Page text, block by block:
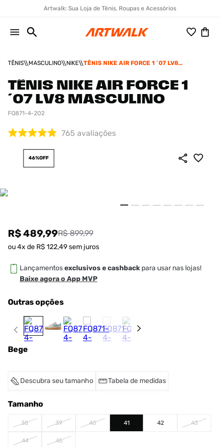
Artwalk: Sua Loja de Tênis, Roupas e Acessórios
TÊNIS MASCULINO NIKE
TÊNIS NIKE AIR FORCE 1 ´07 LV8
TÊNIS NIKE AIR FORCE 1
´07 LV8 MASCULINO
FQ871-4-202
765 avaliações
46%OFF
R$ 489,99R$ 899,99
ou4x de R$ 122,49sem juros
Lançamentosexclusivos e cashback para usar nas lojas!
Baixe agora o App MVP
Outras opções
Bege
Descubra seu tamanho Tabela de medidas
Tamanho
38 39 40 41 42 43
44 45